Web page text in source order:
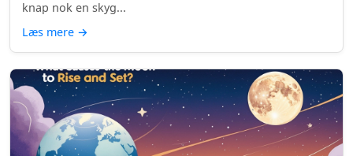
knap nok en skyg...
Læs mere →